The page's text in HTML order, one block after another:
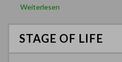
Weiterlesen
STAGE OF LIFE